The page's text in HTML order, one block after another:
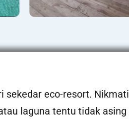
sekedar eco-resort.
laguna tentu tidak